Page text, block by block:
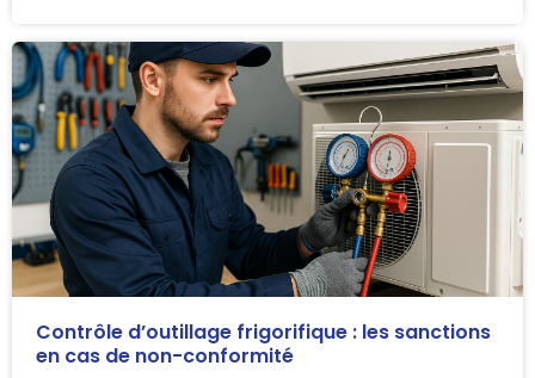
Contrôle d’outillage frigorifique : les sanctions
en cas de non-conformité